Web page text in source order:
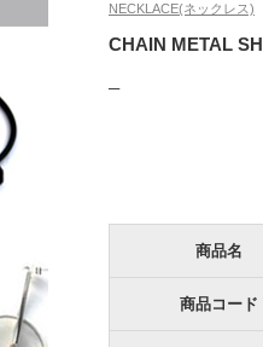
NECKLACE(ネックレス)
CHAIN METAL
─
商品名
商品コード